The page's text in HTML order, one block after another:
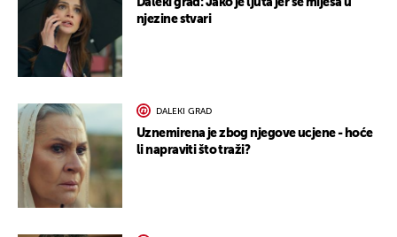
Daleki grad: Jako je ljuta jer se miješa u
njezine stvari
DALEKI GRAD
Uznemirena je zbog njegove ucjene - hoće
li napraviti što traži?